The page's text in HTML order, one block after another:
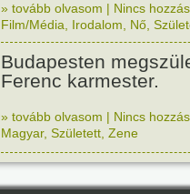
» tovább olvasom | Nincs
Film/Média
Irodalom Nő
Budapesten
Ferenc karmester.
» tovább olvasom | Nincs
Magyar, Született Zene